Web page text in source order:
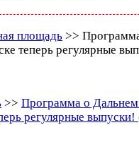
площадь >>
теперь регулярные
>> Программа о
регулярные